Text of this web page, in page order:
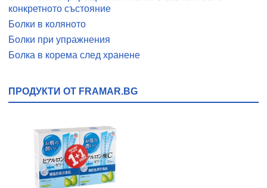
конкретното състояние
Болки в коляното
Болки при упражнения
Болка в корема след хранене
ПРОДУКТИ ОТ FRAMAR.BG